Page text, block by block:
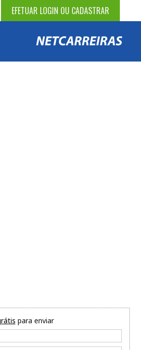
EFETUAR LOGIN OU CADASTRAR
para enviar